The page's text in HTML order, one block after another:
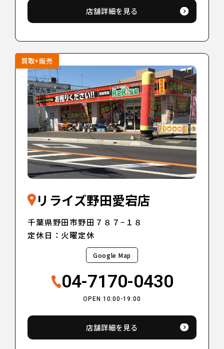
店舗詳細を見る
買取+販売
リライズ野田愛宕店
千葉県野田市野田７８７−１８
定休日：火曜定休
Google Map
04-7170-0430
OPEN 10:00-19:00
店舗詳細を見る